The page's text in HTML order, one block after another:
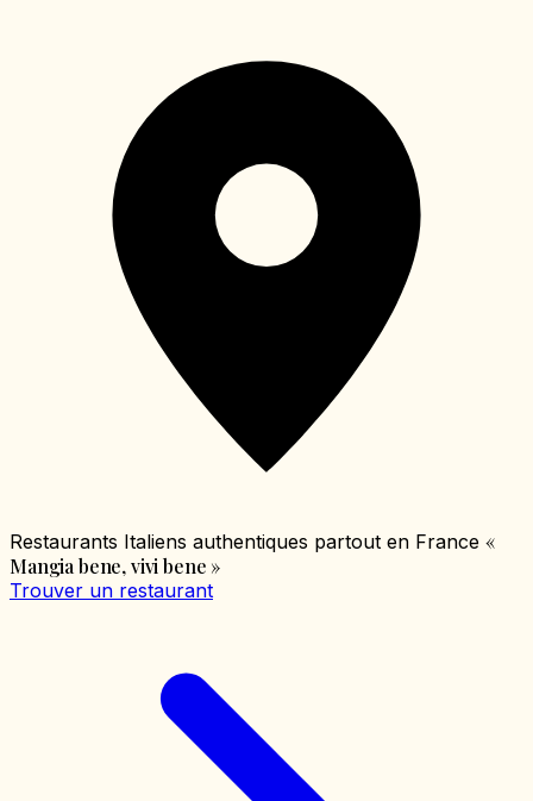
Restaurants Italiens authentiques partout en France «
Mangia bene, vivi bene »
Trouver un restaurant